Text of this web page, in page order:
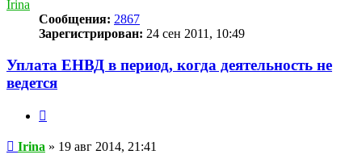
Irina
Сообщения: 2867
Зарегистрирован: 24 сен 2011, 10:49
Уплата ЕНВД в период, когда деятельность не
ведется
Сообщение
Irina » 19 авг 2014, 21:41